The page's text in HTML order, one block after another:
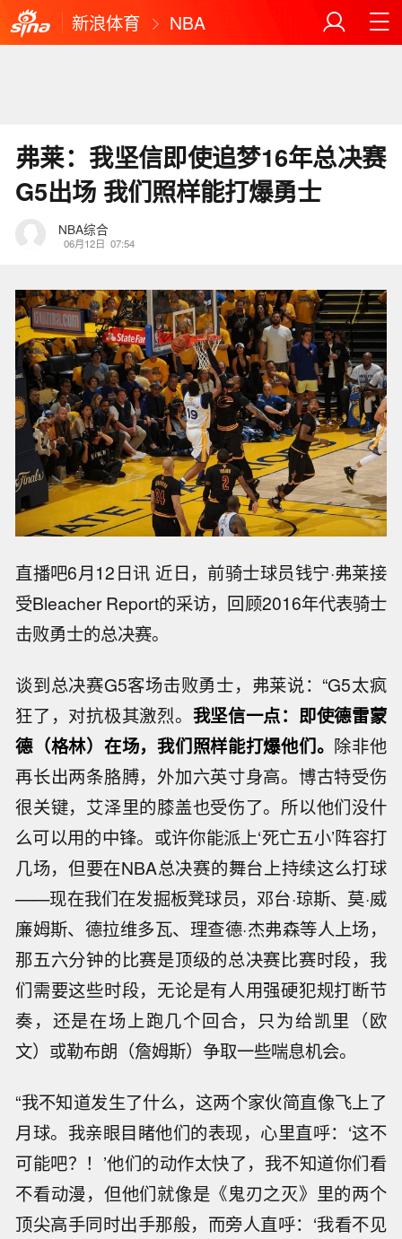
新浪体育 NBA
弗莱：我坚信即使追梦16年总决赛
G5出场 我们照样能打爆勇士
NBA综合
06月12日 07:54
直播吧6月12日讯 近日，前骑士球员钱宁·弗莱接
受Bleacher Report的采访，回顾2016年代表骑士
击败勇士的总决赛。
谈到总决赛G5客场击败勇士，弗莱说：“G5太疯
狂了，对抗极其激烈。 我坚信一点：即使德雷蒙
德（格林）在场，我们照样能打爆他们。 除非他
再长出两条胳膊，外加六英寸身高。博古特受伤
很关键，艾泽里的膝盖也受伤了。所以他们没什
么可以用的中锋。或许你能派上‘死亡五小’阵容打
几场，但要在NBA总决赛的舞台上持续这么打球
——现在我们在发掘板凳球员，邓台·琼斯、莫·威
廉姆斯、德拉维多瓦、理查德·杰弗森等人上场，
那五六分钟的比赛是顶级的总决赛比赛时段，我
们需要这些时段，无论是有人用强硬犯规打断节
奏，还是在场上跑几个回合，只为给凯里（欧
文）或勒布朗（詹姆斯）争取一些喘息机会。
“我不知道发生了什么，这两个家伙简直像飞上了
月球。我亲眼目睹他们的表现，心里直呼：‘这不
可能吧？！’他们的动作太快了，我不知道你们看
不看动漫，但他们就像是《鬼刃之灭》里的两个
顶尖高手同时出手那般，而旁人直呼：‘我看不见